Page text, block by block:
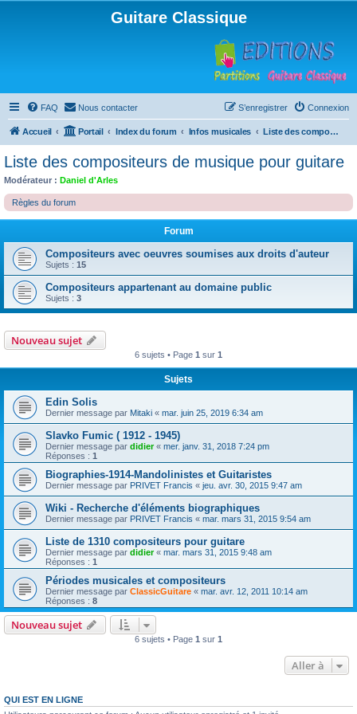
Guitare Classique
FAQ Nous contacter Connexion
S’enregistrer
Accueil Portail Index du forum Infos musicales Liste des compositeurs de musique pour guitare
Liste des compositeurs de musique pour guitare
Modérateur : Daniel d'Arles
Règles du forum
Forum
Compositeurs avec oeuvres soumises aux droits d'auteur
Sujets : 15
Compositeurs appartenant au domaine public
Sujets : 3
Nouveau sujet
6 sujets • Page 1 sur 1
Sujets
Edin Solis
Dernier message par Mitaki « mar. juin 25, 2019 6:34 am
Slavko Fumic ( 1912 - 1945)
Dernier message par didier« mer. janv. 31, 2018 7:24 pm
Réponses : 1
Biographies-1914-Mandolinistes et Guitaristes
Dernier message par PRIVET Francis « jeu. avr. 30, 2015 9:47 am
Wiki - Recherche d'éléments biographiques
Dernier message par PRIVET Francis « mar. mars 31, 2015 9:54 am
Liste de 1310 compositeurs pour guitare
Dernier message par didier« mar. mars 31, 2015 9:48 am
Réponses : 1
Périodes musicales et compositeurs
Dernier message par ClassicGuitare « mar. avr. 12, 2011 10:14 am
Réponses : 8
Nouveau sujet
6 sujets • Page 1 sur 1
Aller à
QUI EST EN LIGNE